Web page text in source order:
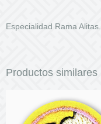
Especialidad Rama Alitas.
Productos similares